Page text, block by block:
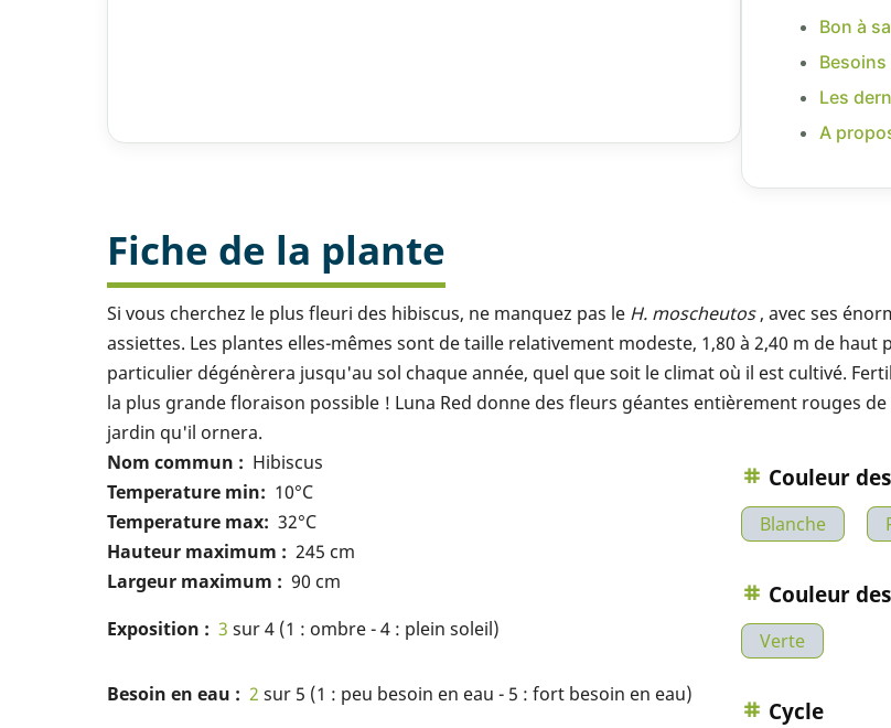
Bon à
Besoins
Les
A
Fiche de la plante
Si vous cherchez le plus fleuri des hibiscus, ne manquez pas le H. moscheutos, avec ses
assiettes. Les plantes elles-mêmes sont de taille relativement modeste, 1,80 à 2,40 m de
particulier dégénèrera jusqu'au sol chaque année, quel que soit le climat où il est cultivé.
la plus grande floraison possible ! Luna Red donne des fleurs géantes entièrement rouges
jardin qu'il ornera.
Nom commun
Hibiscus
Temperature min
10°C
Temperature max 32°C
Hauteur maximum
245 cm
Largeur maximum
90 cm
Exposition
3 sur 4 (1 : ombre - 4 : plein soleil)
Besoin en eau 2 sur 5 (1 : peu besoin en eau - 5 : fort besoin en eau)
Couleur
Blanche
Couleur
Verte
Cycle